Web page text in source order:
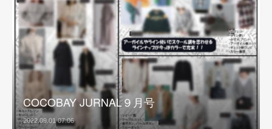
COCOBAY JURNAL９月号
2022.09.01 07:06